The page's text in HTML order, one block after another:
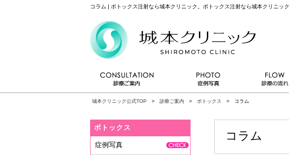
コラム | ボトックス注射なら城本クリニック。ボトックス注射なら城本クリニック
城本クリニック公式TOP > 診療ご案内 > ボトックス > コラム
コラム
ボトックス
症例写真